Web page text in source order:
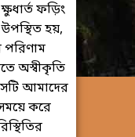
ফড়িং
উপস্থিত হয়,
অস্বীকৃতি
আমাদের
করে